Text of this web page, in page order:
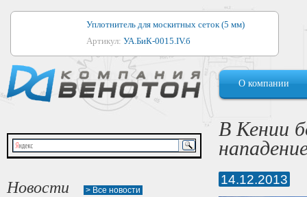
Уплотнитель для москитных сеток (5 мм)
Артикул: УА.БиК-0015.IV.б
Уплотнитель для алюминиевых окон
Артикул:1044
Уплотнитель для деревянных окон
Артикул:УМ.БиК-0062.IV.б
Уплотнитель лоджиевый для (4, 5, 6 мм)
О компании
Новости > Все новости
В Кении
14.12.2013